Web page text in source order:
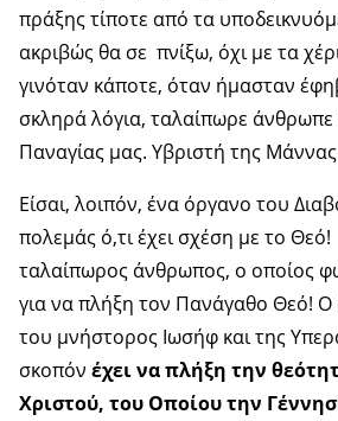
πράξης τίποτε από τα
ακριβώς θα σε πνίξω, όχι με τα
γινόταν κάποτε, όταν ήμασταν
σκληρά λόγια, ταλαίπωρε άνθρωπε
Παναγίας μας. Υβριστή της
Είσαι, λοιπόν, ένα όργανο του
πολεμάς ό,τι έχει σχέση με το Θεό!
ταλαίπωρος άνθρωπος, ο οποίος
για να πλήξη τον Πανάγαθο Θεό! Ο
του μνήστορος Ιωσήφ και της
σκοπόν έχει να πλήξη την
Χριστού, του Οποίου την